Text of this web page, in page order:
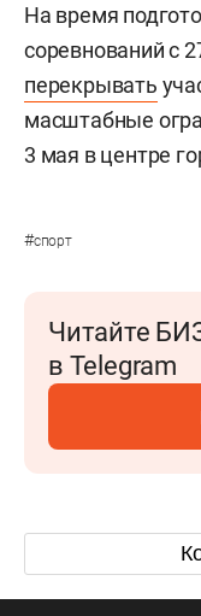
На время
соревнований с
перекрывать
масштабные
3 мая в центре
#спорт
Читайте
в Telegram